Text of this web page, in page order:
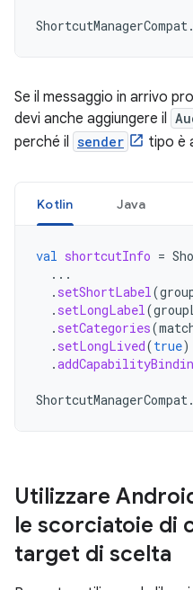
ShortcutManagerCompat.
Se il messaggio in arrivo
devi anche aggiungere il
perché il sender tipo è
Kotlin Java
val shortcutInfo =
...
. setShortLabel(
. setLongLabel(
. setCategories(
. setLongLived(true)
.
ShortcutManagerCompat.
Utilizzare
le scorciatoie di
target di scelta